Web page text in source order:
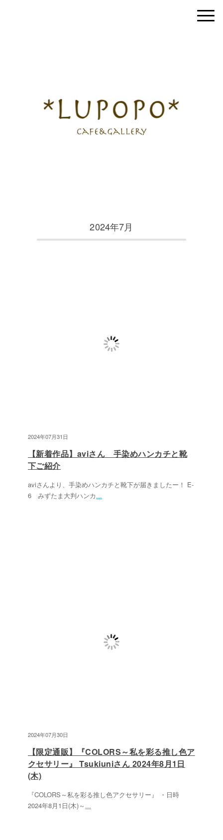
2024年7月
2024年07月31日
【新着作品】aviさん 手染めハンカチと靴
下ご紹介
aviさんより、手染めハンカチと靴下が届きましたー！ E-
6 みずたま大判ハンカ...
2024年07月30日
【限定通販】『COLORS～私を彩る推し色ア
クセサリー』 Tsukiuniさん 2024年8月1日
(木)
『COLORS～私を彩る推し色アクセサリー』 ・日時
2024年8月1日(木)～ ...